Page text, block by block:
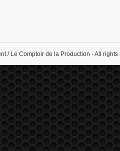
/ Le Comptoir de la Production - All rights